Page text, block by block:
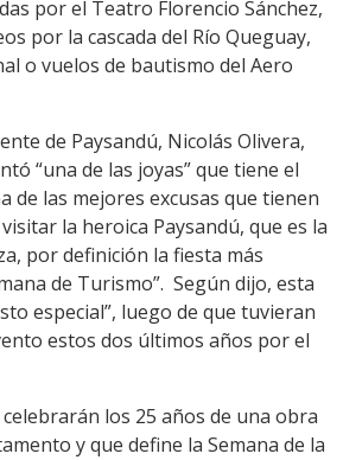
por el Teatro Florencio Sánchez,
por la cascada del Río Queguay,
o vuelos de bautismo del Aero
de Paysandú, Nicolás Olivera,
“una de las joyas” que tiene el
de las mejores excusas que tienen
la heroica Paysandú, que es la
por definición la fiesta más
de Turismo”. Según dijo, esta
especial”, luego de que tuvieran
estos dos últimos años por el
los 25 años de una obra
y que define la Semana de la